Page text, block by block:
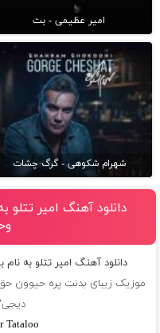
امیر عظیمی - بت
شهرام شکوهی - گرگ چشات
دانلود آهنگ امیر
دانلود آهنگ امیر تتلو به
موزیک زیبای بدنت پره حیوون
Tataloo